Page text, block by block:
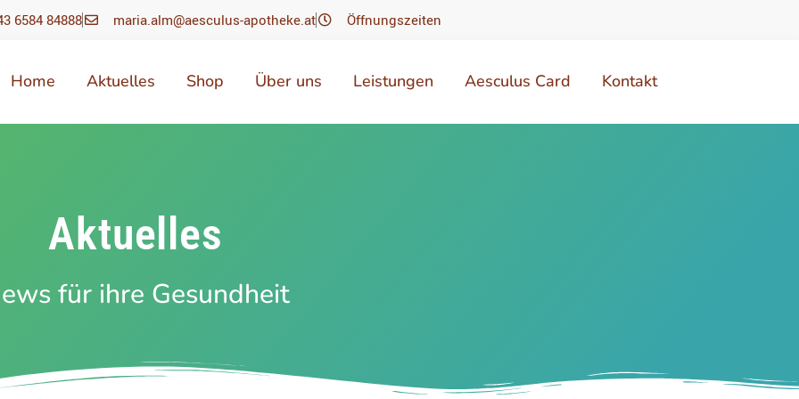
6584 84888 maria.alm@aesculus-apotheke.at Öffnungszeiten
Home Aktuelles Shop Über uns Leistungen Aesculus Card Kontakt
Aktuelles
für ihre Gesundheit